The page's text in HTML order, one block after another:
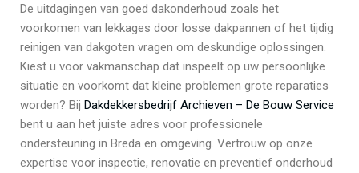
De uitdagingen van goed dakonderhoud zoals het
voorkomen van lekkages door losse dakpannen of het tijdig
reinigen van dakgoten vragen om deskundige oplossingen.
Kiest u voor vakmanschap dat inspeelt op uw persoonlijke
situatie en voorkomt dat kleine problemen grote reparaties
worden? Bij Dakdekkersbedrijf Archieven – De Bouw Service
bent u aan het juiste adres voor professionele
ondersteuning in Breda en omgeving. Vertrouw op onze
expertise voor inspectie, renovatie en preventief onderhoud